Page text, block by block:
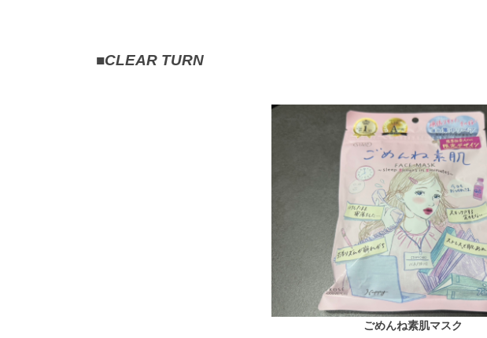
■CLEAR TURN
ごめんね素肌マスク